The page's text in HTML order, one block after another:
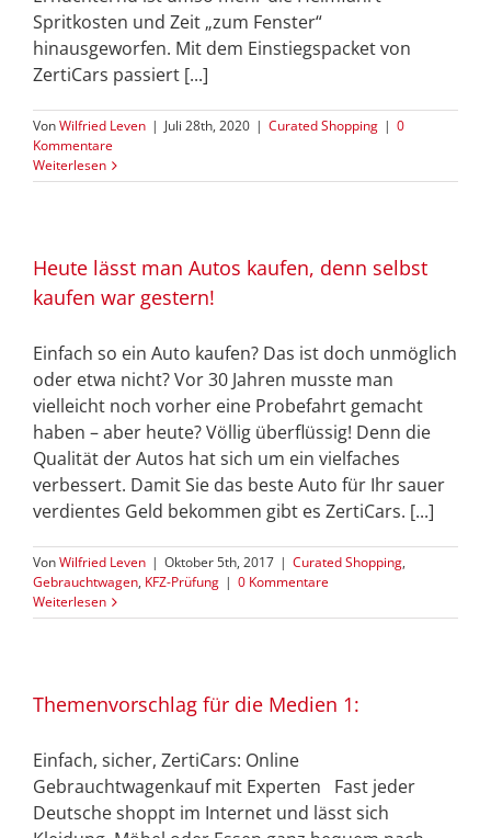
Spritkosten und Zeit „zum Fenster“
hinausgeworfen. Mit dem Einstiegspacket von
ZertiCars passiert [...]
VonWilfried Leven | Juli 28th, 2020 | Curated Shopping | 0
Kommentare
Weiterlesen
Heute lässt man Autos kaufen, denn selbst
kaufen war gestern!
Einfach so ein Auto kaufen? Das ist doch unmöglich
oder etwa nicht? Vor 30 Jahren musste man
vielleicht noch vorher eine Probefahrt gemacht
haben – aber heute? Völlig überflüssig! Denn die
Qualität der Autos hat sich um ein vielfaches
verbessert. Damit Sie das beste Auto für Ihr sauer
verdientes Geld bekommen gibt es ZertiCars. [...]
VonWilfried Leven | Oktober 5th, 2017 | Curated Shopping,
Gebrauchtwagen, KFZ-Prüfung | 0 Kommentare
Weiterlesen
Themenvorschlag für die Medien 1:
Einfach, sicher, ZertiCars: Online
Gebrauchtwagenkauf mit Experten Fast jeder
Deutsche shoppt im Internet und lässt sich